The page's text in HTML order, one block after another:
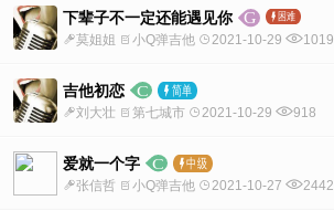
下辈子不一定还能遇见你
莫姐姐 小Q弹吉他 2021-10-29 1019
吉他初恋
刘大壮 第七城市 2021-10-29 918
爱就一个字
张信哲 小Q弹吉他 2021-10-27 2442